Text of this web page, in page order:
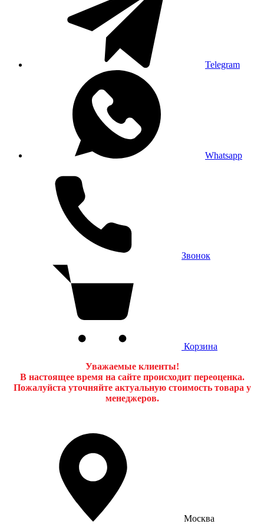
Telegram
Whatsapp
Звонок
Корзина
Уважаемые клиенты!
В настоящее время на сайте происходит переоценка.
Пожалуйста уточняйте актуальную стоимость товара у
менеджеров.
Москва